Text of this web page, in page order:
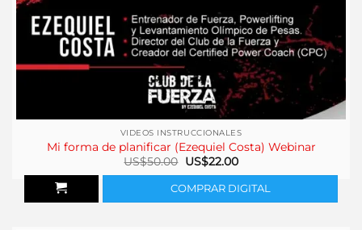
VIDEOS INSTRUCCIONALES
Mi forma de planificar (Ezequiel Costa) Webinar
US$50.00 El
precio
original
era:
US$50.00.
US$22.00El
actual
es:
US$22.00.
COMPRAR DIGITAL